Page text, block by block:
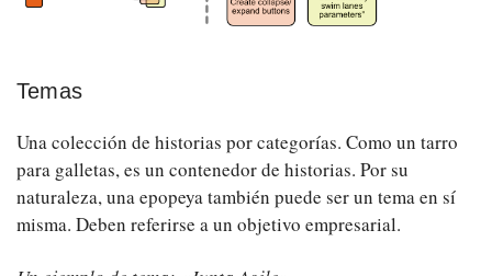
Temas
Una colección de historias por categorías. Como un tarro
para galletas, es un contenedor de historias. Por su
naturaleza, una epopeya también puede ser un tema en sí
misma. Deben referirse a un objetivo empresarial.